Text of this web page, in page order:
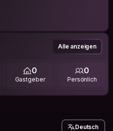
Alle anzeigen
0
Gastgeber
0
Persönlich
Deutsch